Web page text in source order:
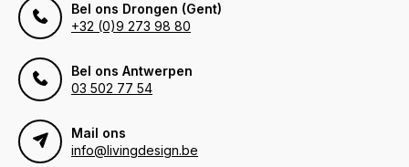
Bel ons Drongen (Gent)
+32 (0)9 273 98 80
Bel ons Antwerpen
03 502 77 54
Mail ons
info@livingdesign.be